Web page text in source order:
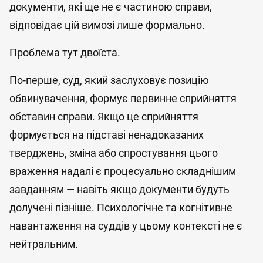
документи, які ще не є частиною справи,
відповідає цій вимозі лише формально.
Проблема тут двоїста.
По-перше, суд, який заслуховує позицію
обвинувачення, формує первинне сприйняття
обставин справи. Якщо це сприйняття
формується на підставі ненадоказаних
тверджень, зміна або спростування цього
враження надалі є процесуально складнішим
завданням — навіть якщо документи будуть
долучені пізніше. Психологічне та когнітивне
навантаження на суддів у цьому контексті не є
нейтральним.